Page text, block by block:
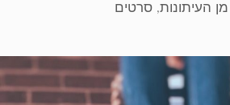
מן העיתונות,סרטים